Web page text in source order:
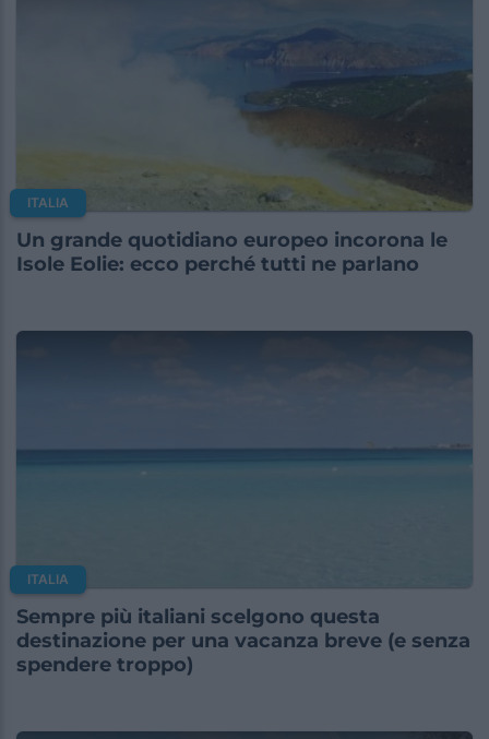
ITALIA
Un grande quotidiano europeo incorona le
Isole Eolie: ecco perché tutti ne parlano
ITALIA
Sempre più italiani scelgono questa
destinazione per una vacanza breve (e senza
spendere troppo)